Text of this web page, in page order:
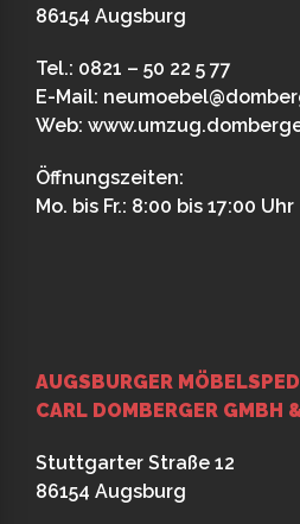
86154 Augsburg
Tel.: 0821 – 50 22 5 77
E-Mail:
Web:
Öffnungszeiten:
Mo. bis Fr.: 8:00 bis 17:00 Uhr
AUGSBURGER
CARL DOMBERGER GMBH
Stuttgarter Straße 12
86154 Augsburg